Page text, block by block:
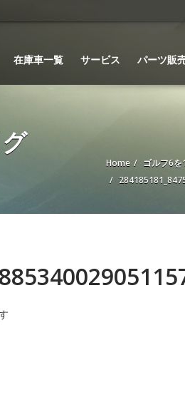
在庫車一覧 サービス パーツ販
Home ゴルフ6